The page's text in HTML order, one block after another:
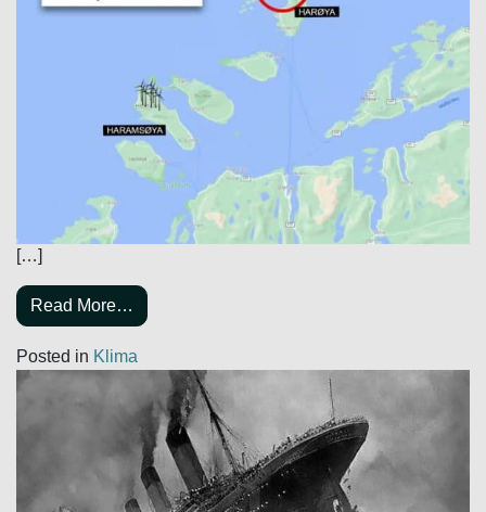
[…]
Read More…
Posted in Klima